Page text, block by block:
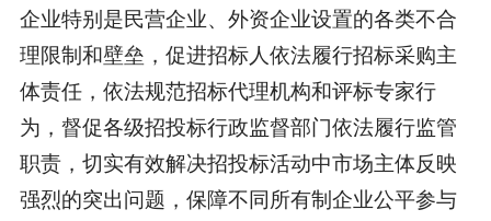
企业特别是民营企业、外资企业设置的各类不合
理限制和壁垒，促进招标人依法履行招标采购主
体责任，依法规范招标代理机构和评标专家行
为，督促各级招投标行政监督部门依法履行监管
职责，切实有效解决招投标活动中市场主体反映
强烈的突出问题，保障不同所有制企业公平参与